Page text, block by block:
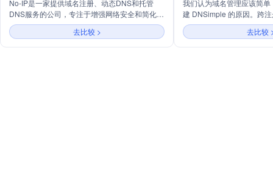
No-IP是一家提供域名注册、动态DNS和托管
DNS服务的公司，专注于增强网络安全和简化网
络管理。主要业务包括为家庭网络、IoT设备、
在线游戏和远程访问提供动态DNS服务，以及为
企业级用户提供托管DNS解决方案。
去比较 >
我们认为域名管理应该简
建 DNSimple 的原因。跨
名和 DNS。使用我们的域
所有资产，无论它们位于
第三方云中。单一管理平
去比较